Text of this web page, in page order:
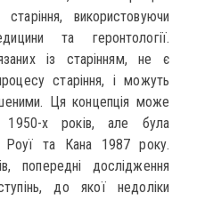
використовуючи
та геронтології.
із старінням, не є
старіння, і можуть
Ця концепція може
1950-х років, але була
Роуї та Кана 1987 року.
попередні дослідження
до якої недоліки